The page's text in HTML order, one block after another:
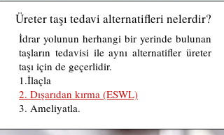
Üreter taşı tedavi alternatifleri nelerdir?
İdrar yolunun herhangi bir yerinde bulunan
taşların tedavisi ile aynı alternatifler üreter
taşı için de geçerlidir.
1.İlaçla
2. Dışarıdan kırma (ESWL)
3. Ameliyatla.